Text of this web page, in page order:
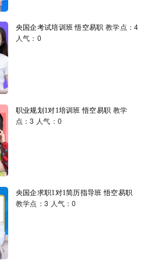
央国企考试培训班 悟空易职 教学点：4
人气：0
职业规划1对1培训班 悟空易职 教学
点：3 人气：0
央国企求职1对1简历指导班 悟空易职
教学点：3 人气：0